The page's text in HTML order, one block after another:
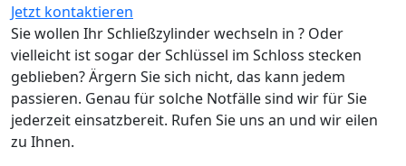
Jetzt kontaktieren
Sie wollen Ihr Schließzylinder wechseln in ? Oder
vielleicht ist sogar der Schlüssel im Schloss stecken
geblieben? Ärgern Sie sich nicht, das kann jedem
passieren. Genau für solche Notfälle sind wir für Sie
jederzeit einsatzbereit. Rufen Sie uns an und wir eilen
zu Ihnen.